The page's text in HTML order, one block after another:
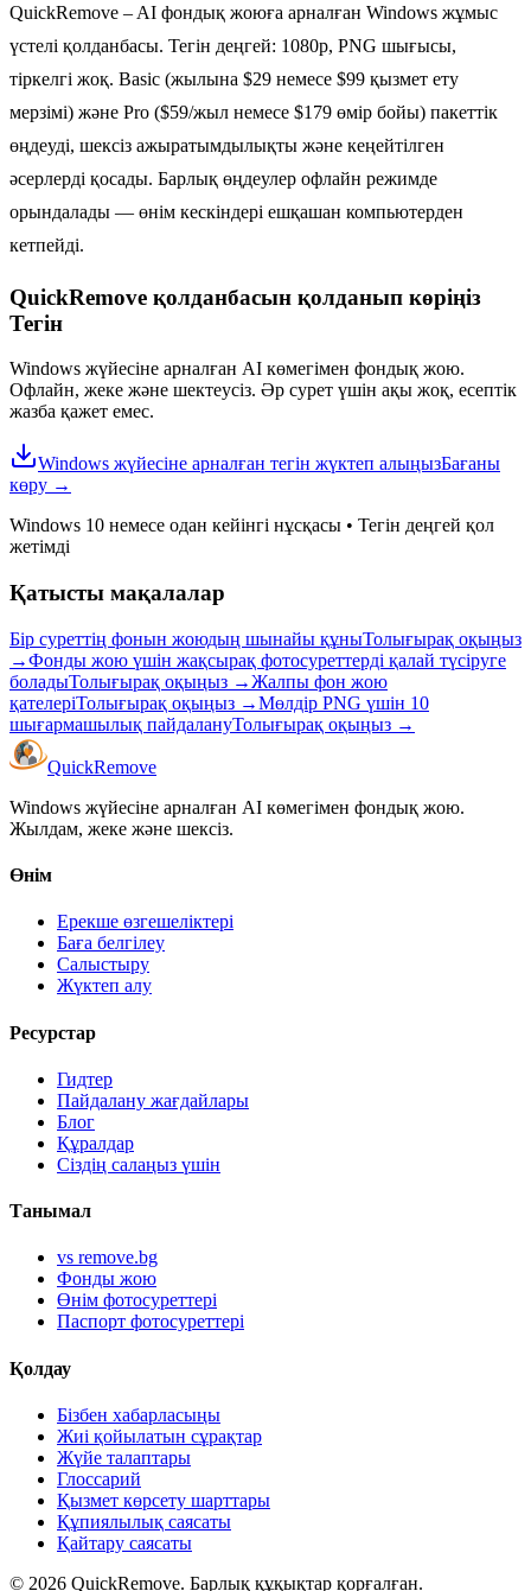
QuickRemove – AI фондық жоюға арналған Windows жұмыс
үстелі қолданбасы. Тегін деңгей: 1080p, PNG шығысы,
тіркелгі жоқ. Basic (жылына $29 немесе $99 қызмет ету
мерзімі) және Pro ($59/жыл немесе $179 өмір бойы) пакеттік
өңдеуді, шексіз ажыратымдылықты және кеңейтілген
әсерлерді қосады. Барлық өңдеулер офлайн режимде
орындалады — өнім кескіндері ешқашан компьютерден
кетпейді.
QuickRemove қолданбасын қолданып көріңіз
Тегін
Windows жүйесіне арналған AI көмегімен фондық жою.
Офлайн, жеке және шектеусіз. Әр сурет үшін ақы жоқ, есептік
жазба қажет емес.
Windows жүйесіне арналған тегін жүктеп алыңызБағаны
көру →
Windows 10 немесе одан кейінгі нұсқасы • Тегін деңгей қол
жетімді
Қатысты мақалалар
Бір суреттің фонын жоюдың шынайы құныТолығырақ оқыңыз
→Фонды жою үшін жақсырақ фотосуреттерді қалай түсіруге
боладыТолығырақ оқыңыз →Жалпы фон жою
қателеріТолығырақ оқыңыз →Мөлдір PNG үшін 10
шығармашылық пайдалануТолығырақ оқыңыз →
QuickRemove
Windows жүйесіне арналған AI көмегімен фондық жою.
Жылдам, жеке және шексіз.
Өнім
Ерекше өзгешеліктері
Баға белгілеу
Салыстыру
Жүктеп алу
Ресурстар
Гидтер
Пайдалану жағдайлары
Блог
Құралдар
Сіздің салаңыз үшін
Танымал
vs remove.bg
Фонды жою
Өнім фотосуреттері
Паспорт фотосуреттері
Қолдау
Бізбен хабарласыңы
Жиі қойылатын сұрақтар
Жүйе талаптары
Глоссарий
Қызмет көрсету шарттары
Құпиялылық саясаты
Қайтару саясаты
© 2026 QuickRemove. Барлық құқықтар қорғалған.